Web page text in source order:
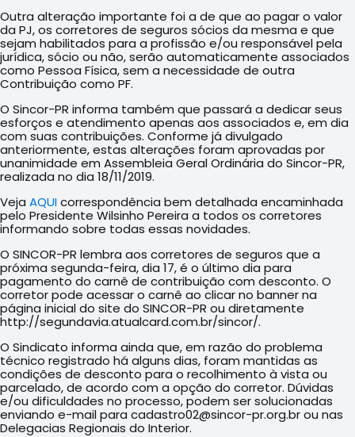
Outra alteração importante foi a de que ao pagar o valor
da PJ, os corretores de seguros sócios da mesma e que
sejam habilitados para a profissão e/ou responsável pela
jurídica, sócio ou não, serão automaticamente associados
como Pessoa Física, sem a necessidade de outra
Contribuição como PF.
O Sincor-PR informa também que passará a dedicar seus
esforços e atendimento apenas aos associados e, em dia
com suas contribuições. Conforme já divulgado
anteriormente, estas alterações foram aprovadas por
unanimidade em Assembleia Geral Ordinária do Sincor-PR,
realizada no dia 18/11/2019.
Veja AQUIcorrespondência bem detalhada encaminhada
pelo Presidente Wilsinho Pereira a todos os corretores
informando sobre todas essas novidades.
O SINCOR-PR lembra aos corretores de seguros que a
próxima segunda-feira, dia 17, é o último dia para
pagamento do carnê de contribuição com desconto. O
corretor pode acessar o carnê ao clicar no banner na
página inicial do site do SINCOR-PR ou diretamente
http://segundavia.atualcard.com.br/sincor/.
O Sindicato informa ainda que, em razão do problema
técnico registrado há alguns dias, foram mantidas as
condições de desconto para o recolhimento à vista ou
parcelado, de acordo com a opção do corretor. Dúvidas
e/ou dificuldades no processo, podem ser solucionadas
enviando e-mail para cadastro02@sincor-pr.org.br ou nas
Delegacias Regionais do Interior.